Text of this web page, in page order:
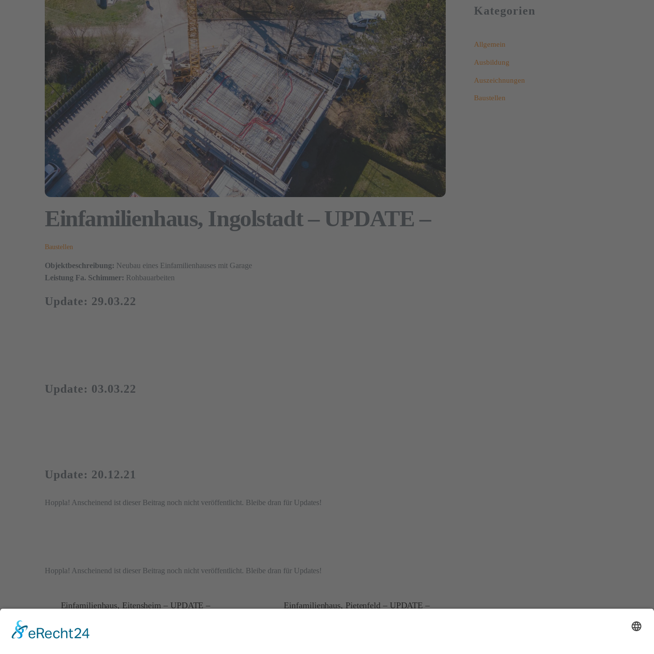
Einfamilienhaus, Ingolstadt – UPDATE –
Baustellen
Objektbeschreibung: Neubau eines Einfamilienhauses mit Garage
Leistung Fa. Schimmer: Rohbauarbeiten
Update: 29.03.22
Update: 03.03.22
Update: 20.12.21
Hoppla! Anscheinend ist dieser Beitrag noch nicht veröffentlicht. Bleibe dran für Updates!
Hoppla! Anscheinend ist dieser Beitrag noch nicht veröffentlicht. Bleibe dran für Updates!
Einfamilienhaus, Eitensheim – UPDATE – Einfamilienhaus, Pietenfeld – UPDATE –
Kategorien
Allgemein
Ausbildung
Auszeichnungen
Baustellen